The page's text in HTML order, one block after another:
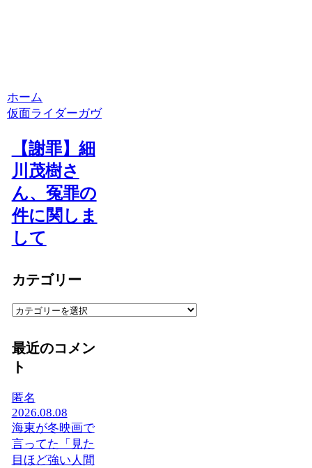
ホーム
仮面ライダーガヴ
【謝罪】細
川茂樹さ
ん、冤罪の
件に関しま
して
カテゴリー
カ
ゴ
リ
ー
最近のコメン
ト
匿名
2026.08.08
海東が冬映画で
言ってた「見た
目ほど強い人間